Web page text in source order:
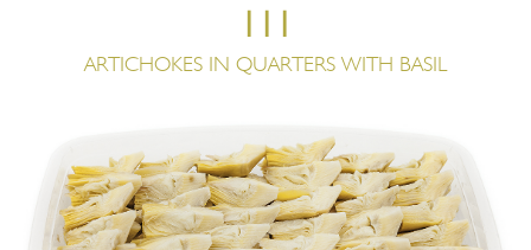
111
ARTICHOKES IN QUARTERS WITH BASIL